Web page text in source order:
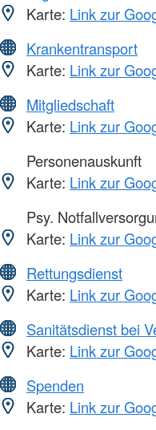
Karte: Link zur
Krankentransport
Karte: Link zur
Mitgliedschaft
Karte: Link zur
Personenauskunft
Karte: Link zur
Psy.
Karte: Link zur
Rettungsdienst
Karte: Link zur
Sanitätsdienst bei
Karte: Link zur
Spenden
Karte: Link zur